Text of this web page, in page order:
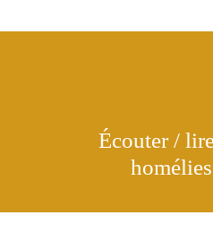
Écouter /
homélies